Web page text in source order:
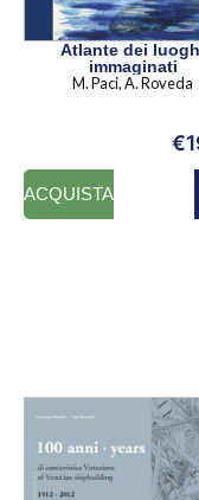
Atlante dei
immaginati
M. Paci, A. Roveda
€
ACQUISTA